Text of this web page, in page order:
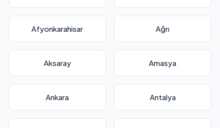
Afyonkarahisar Ağrı
Aksaray Amasya
Ankara Antalya